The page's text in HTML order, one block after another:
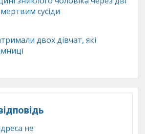
сусіди
двох дівчат, які
не